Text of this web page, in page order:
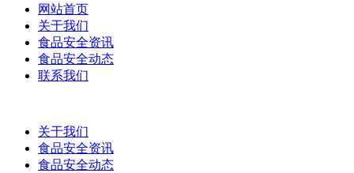
网站首页
关于我们
食品安全资讯
食品安全动态
联系我们
关于我们
食品安全资讯
食品安全动态